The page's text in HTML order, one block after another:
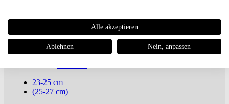
€ 24,95
versandkostenfreie Lieferung oder Buch dabei ***
inkl. MwSt., zuzügl.Versandkosten
Artikel-Nr.: SX-M06-A
23-25 cm
(25-27 cm)
Alle akzeptieren
Ablehnen Nein, anpassen